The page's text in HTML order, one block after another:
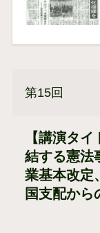
第15回
【講演タイ
結する憲法
業基本改定
国支配から